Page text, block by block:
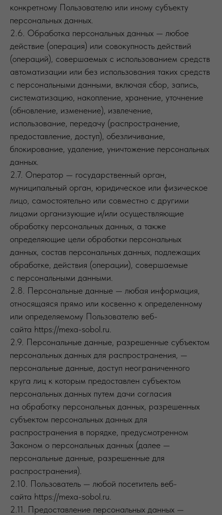
конкретному Пользователю или иному субъекту
персональных данных.
2.6. Обработка персональных данных — любое
действие (операция) или совокупность действий
(операций), совершаемых с использованием средств
автоматизации или без использования таких средств
с персональными данными, включая сбор, запись,
систематизацию, накопление, хранение, уточнение
(обновление, изменение), извлечение,
использование, передачу (распространение,
предоставление, доступ), обезличивание,
блокирование, удаление, уничтожение персональных
данных.
2.7. Оператор — государственный орган,
муниципальный орган, юридическое или физическое
лицо, самостоятельно или совместно с другими
лицами организующие и/или осуществляющие
обработку персональных данных, а также
определяющие цели обработки персональных
данных, состав персональных данных, подлежащих
обработке, действия (операции), совершаемые
с персональными данными.
2.8. Персональные данные — любая информация,
относящаяся прямо или косвенно к определенному
или определяемому Пользователю веб-
сайта https://mexa-sobol.ru.
2.9. Персональные данные, разрешенные субъектом
персональных данных для распространения, —
персональные данные, доступ неограниченного
круга лиц к которым предоставлен субъектом
персональных данных путем дачи согласия
на обработку персональных данных, разрешенных
субъектом персональных данных для
распространения в порядке, предусмотренном
Законом о персональных данных (далее —
персональные данные, разрешенные для
распространения).
2.10. Пользователь — любой посетитель веб-
сайта https://mexa-sobol.ru.
2.11. Предоставление персональных данных —